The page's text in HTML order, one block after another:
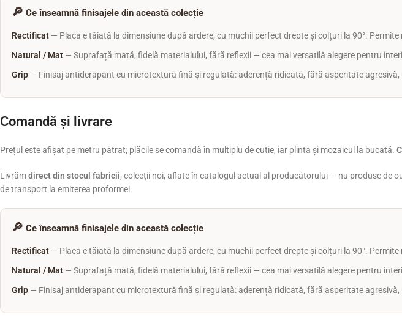
🔎 Ce înseamnă finisajele din această colecție
Rectificat — Placa e tăiată la dimensiune după ardere, cu muchii perfect drepte și colțuri la 90°.
Natural / Mat — Suprafață mată, fidelă materialului, fără reflexii — cea mai versatilă alegere pentru
Grip — Finisaj antiderapant cu microtextură fină și regulată: aderență ridicată, fără asperitate
Comandă și livrare
Prețul este afișat pe metru pătrat; plăcile se comandă în multiplu de cutie, iar plinta și mozaicul la bucată.
Livrămdirect din stocul fabricii, colecții noi, aflate în catalogul actual al producătorului — nu produse de
de transport la emiterea proformei.
🔎 Ce înseamnă finisajele din această colecție
Rectificat — Placa e tăiată la dimensiune după ardere, cu muchii perfect drepte și colțuri la 90°.
Natural / Mat — Suprafață mată, fidelă materialului, fără reflexii — cea mai versatilă alegere pentru
Grip — Finisaj antiderapant cu microtextură fină și regulată: aderență ridicată, fără asperitate